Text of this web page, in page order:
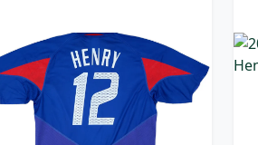
2004-06 France Home Shirt
Henry #12 (L)
359.99£ · ca. €425
Trikot kaufen